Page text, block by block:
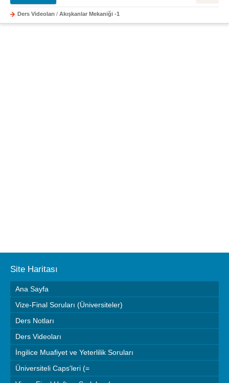
Ders Videoları / Akışkanlar Mekaniği -1
Site Haritası
Ana Sayfa
Vize-Final Soruları (Üniversiteler)
Ders Notları
Ders Videoları
İngilice Muafiyet ve Yeterlilik Soruları
Üniversiteli Caps'leri (=